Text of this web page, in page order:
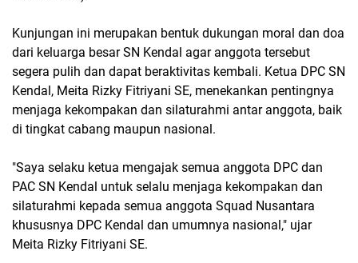
Kunjungan ini merupakan bentuk dukungan moral dan doa
dari keluarga besar SN Kendal agar anggota tersebut
segera pulih dan dapat beraktivitas kembali. Ketua DPC SN
Kendal, Meita Rizky Fitriyani SE, menekankan pentingnya
menjaga kekompakan dan silaturahmi antar anggota, baik
di tingkat cabang maupun nasional.
"Saya selaku ketua mengajak semua anggota DPC dan
PAC SN Kendal untuk selalu menjaga kekompakan dan
silaturahmi kepada semua anggota Squad Nusantara
khususnya DPC Kendal dan umumnya nasional," ujar
Meita Rizky Fitriyani SE.